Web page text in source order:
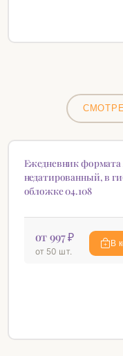
Ежедневник формата
недатированный, в
обложке 04.108
от 997 ₽
от 50 шт.
В